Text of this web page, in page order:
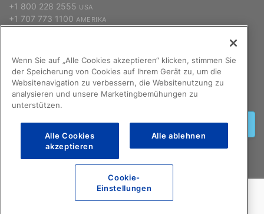
+1 800 228 2555 USA
+1 707 773 1100 AMERIKA
Anmelden
Anmelden
F.A.Q.
Rechtliche Hinweise zu dieser Internet-Seite
Datenschutzbestimmungen
Sitemap
Wenn Sie auf „Alle Cookies akzeptieren“ klicken, stimmen Sie
der Speicherung von Cookies auf Ihrem Gerät zu, um die
Websitenavigation zu verbessern, die Websitenutzung zu
analysieren und unsere Marketingbemühungen zu
unterstützen.
Alle Cookies
akzeptieren
Alle ablehnen
Cookie-
Einstellungen